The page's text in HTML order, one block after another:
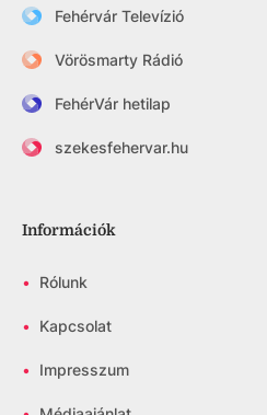
Fehérvár Televízió
Vörösmarty Rádió
FehérVár hetilap
szekesfehervar.hu
Információk
• Rólunk
• Kapcsolat
• Impresszum